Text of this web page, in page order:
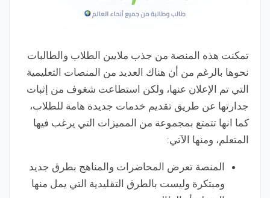
تمكنت هذه المنصة من جذب ملايين الطلاب والطالبات
نحوها بالرغم من أن هناك العديد من المنصات التعليمية
التي تم الإعلان عنها، ولكن استطاعت شغوف من إثبات
جدارتها عن طريق تقديم خدمات جديدة هامة للطلاب،
كما انها تتمتع بمجموعة من المميزات التي يرغب فيها
المتعلم، ومنها الآتي:
المنصة تعرض المحاضرات والمناهج بطرق جديد
ومبتكرة وليست بالطرق التقليدية التي يمل منها